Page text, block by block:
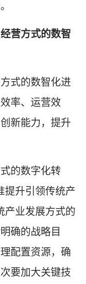
营方式的数智
式的数智化进
率、运营效
新能力，提升
的数字化转
提升引领传统产
产业发展方式的
确的战略目
配置资源，确
要加大关键技